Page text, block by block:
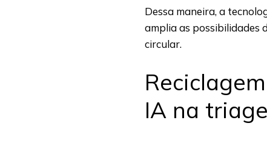
Dessa maneira, a
amplia as possibilidades
circular.
IA na